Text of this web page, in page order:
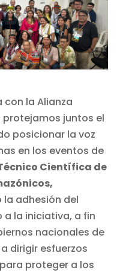
con la Alianza
protejamos juntos el
posicionar la voz
en los eventos de
Técnico Científica de
adhesión del
a la iniciativa, a fin
nacionales de
dirigir esfuerzos
proteger a los